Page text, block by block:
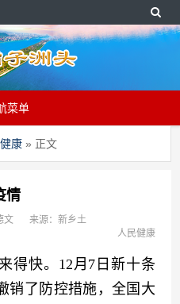
菜单
康 » 正文
情
文
来源：新乡土
人民健康
快。12月7日新十条
销了防控措施，全国大